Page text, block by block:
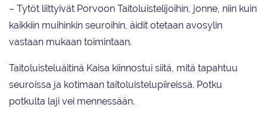
– Tytöt liittyivät Porvoon Taitoluistelijoihin, jonne, niin kuin
kaikkiin muihinkin seuroihin, äidit otetaan avosylin
vastaan mukaan toimintaan.
Taitoluisteluäitinä Kaisa kiinnostui siitä, mitä tapahtuu
seuroissa ja kotimaan taitoluistelupiireissä. Potku
potkulta laji vei mennessään.